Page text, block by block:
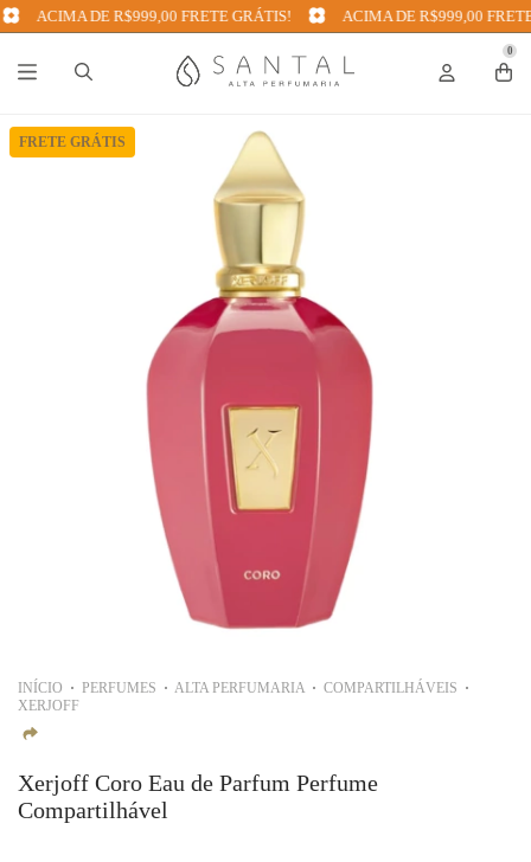
ACIMA DE R$999,00 FRETE GRÁTIS! ACIMA DE R$999,00 FRETE
0
FRETE GRÁTIS
INÍCIO PERFUMES ALTA PERFUMARIA
COMPARTILHÁVEIS
XERJOFF
Xerjoff Coro Eau de Parfum Perfume
Compartilhável